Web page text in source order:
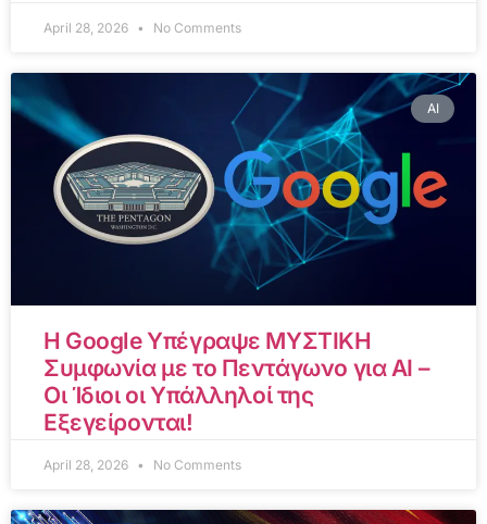
April 28, 2026 No Comments
AI
Η Google Υπέγραψε ΜΥΣΤΙΚΗ
Συμφωνία με το Πεντάγωνο για AI –
Οι Ίδιοι οι Υπάλληλοί της
Εξεγείρονται!
April 28, 2026 No Comments